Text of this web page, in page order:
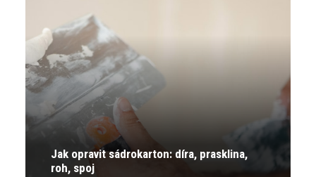
Jak opravit sádrokarton: díra, prasklina,
roh, spoj